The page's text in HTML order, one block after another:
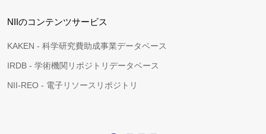
NIIのコンテンツサービス
KAKEN - 科学研究費助成事業データベース
IRDB - 学術機関リポジトリデータベース
NII-REO - 電子リソースリポジトリ